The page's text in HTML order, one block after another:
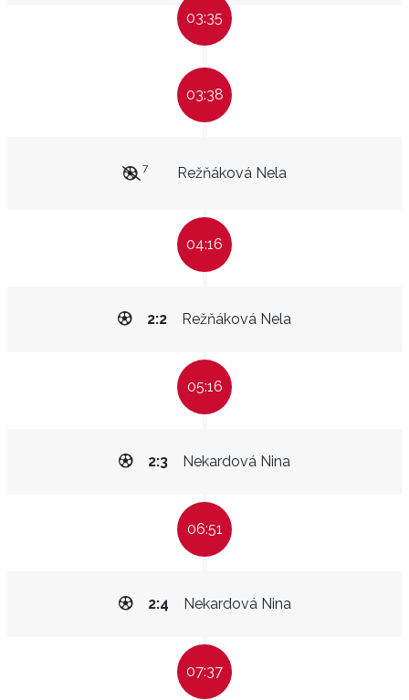
03:35
03:38
Režňáková Nela
7
04:16
Režňáková Nela
2:2
05:16
Nekardová Nina
2:3
06:51
Nekardová Nina
2:4
07:37